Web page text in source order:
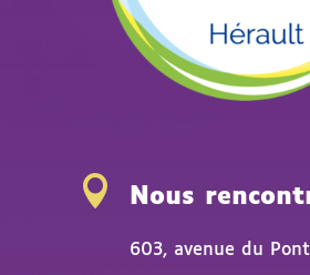
 Nous
603, avenue du